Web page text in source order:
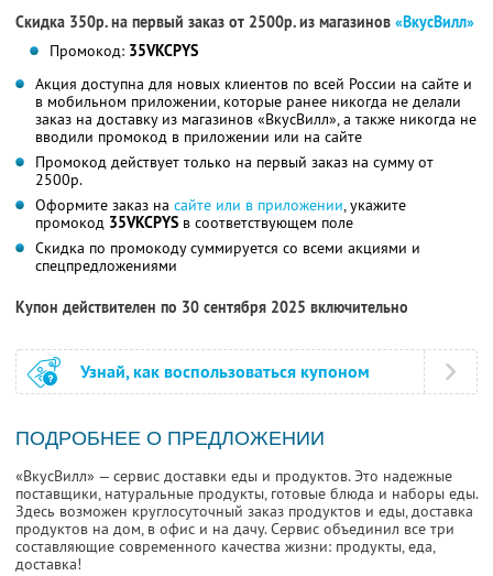
Скидка 350р. на первый заказ от 2500р. из магазинов «ВкусВилл»
Промокод: 35VKCPYS
Акция доступна для новых клиентов по всей России на сайте и
в мобильном приложении, которые ранее никогда не делали
заказ на доставку из магазинов «ВкусВилл», а также никогда не
вводили промокод в приложении или на сайте
Промокод действует только на первый заказ на сумму от
2500р.
Оформите заказ на сайте или в приложении, укажите
промокод 35VKCPYS в соответствующем поле
Скидка по промокоду суммируется со всеми акциями и
спецпредложениями
Купон действителен по 30 сентября 2025 включительно
Узнай, как воспользоваться купоном
ПОДРОБНЕЕ О ПРЕДЛОЖЕНИИ
«ВкусВилл» — сервис доставки еды и продуктов. Это надежные
поставщики, натуральные продукты, готовые блюда и наборы еды.
Здесь возможен круглосуточный заказ продуктов и еды, доставка
продуктов на дом, в офис и на дачу. Сервис объединил все три
составляющие современного качества жизни: продукты, еда,
доставка!